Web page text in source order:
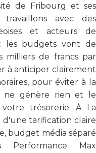
de Fribourg et ses
travaillons avec des
et acteurs de
les budgets vont de
milliers de francs par
à anticiper clairement
pour éviter à la
ne génère rien et le
trésorerie. À La
d'une tarification claire
budget média séparé
Performance Max